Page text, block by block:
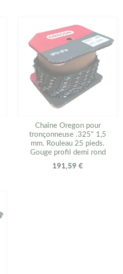
Chaîne Oregon pour
tronçonneuse .325" 1,5
mm. Rouleau 25 pieds.
Gouge profil demi rond
191,59 €